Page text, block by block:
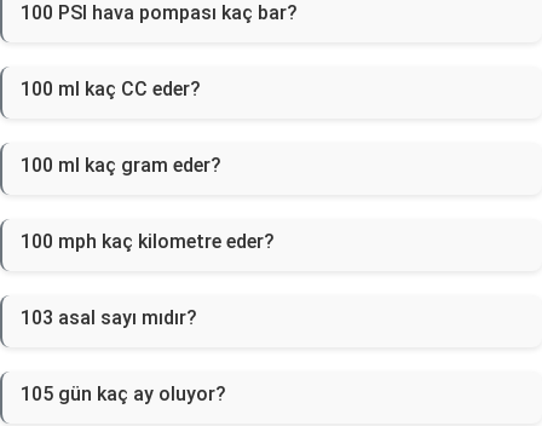
100 PSI hava pompası kaç bar?
100 ml kaç CC eder?
100 ml kaç gram eder?
100 mph kaç kilometre eder?
103 asal sayı mıdır?
105 gün kaç ay oluyor?